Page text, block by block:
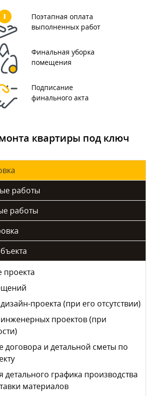
Поэтапная оплата
выполненных работ
Финальная уборка
помещения
Подписание
финального акта
квартиры под ключ
работы
работы
проекта
проекта (при его отсутствии)
проектов (при
договора и детальной сметы по
детального графика производства
материалов